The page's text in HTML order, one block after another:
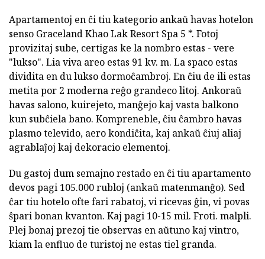
Apartamentoj en ĉi tiu kategorio ankaŭ havas hotelon
senso Graceland Khao Lak Resort Spa 5 *. Fotoj
provizitaj sube, certigas ke la nombro estas - vere
"lukso". Lia viva areo estas 91 kv. m. La spaco estas
dividita en du lukso dormoĉambroj. En ĉiu de ili estas
metita por 2 moderna reĝo grandeco litoj. Ankoraŭ
havas salono, kuirejeto, manĝejo kaj vasta balkono
kun subĉiela bano. Kompreneble, ĉiu ĉambro havas
plasmo televido, aero kondiĉita, kaj ankaŭ ĉiuj aliaj
agrablaĵoj kaj dekoracio elementoj.
Du gastoj dum semajno restado en ĉi tiu apartamento
devos pagi 105.000 rubloj (ankaŭ matenmanĝo). Sed
ĉar tiu hotelo ofte fari rabatoj, vi ricevas ĝin, vi povas
ŝpari bonan kvanton. Kaj pagi 10-15 mil. Froti. malpli.
Plej bonaj prezoj tie observas en aŭtuno kaj vintro,
kiam la enfluo de turistoj ne estas tiel granda.